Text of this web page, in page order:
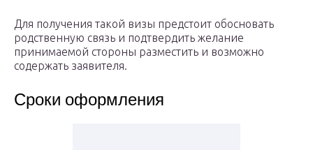
Для получения такой визы предстоит обосновать
родственную связь и подтвердить желание
принимаемой стороны разместить и возможно
содержать заявителя.
Сроки оформления